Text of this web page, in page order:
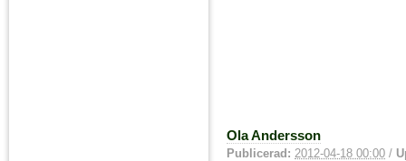
Ola Andersson
Publicerad: 2012-04-18 00:00 /